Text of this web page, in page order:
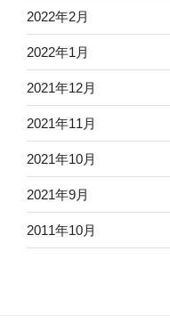
2022年2月
2022年1月
2021年12月
2021年11月
2021年10月
2021年9月
2011年10月